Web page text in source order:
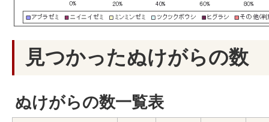
見つかったぬけがらの数
ぬけがらの数一覧表